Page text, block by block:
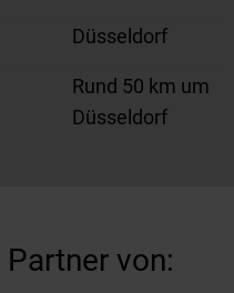
Düsseldorf
Rund 50 km um
Düsseldorf
von: